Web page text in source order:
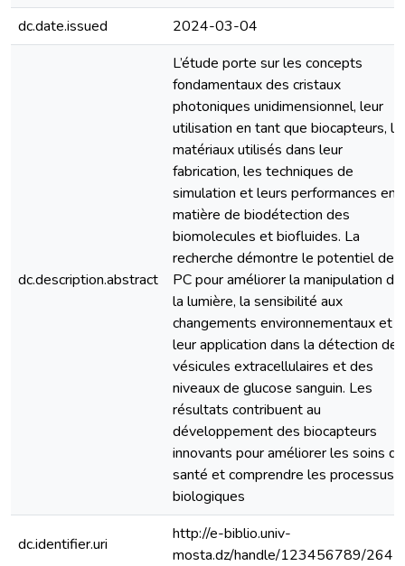
dc.date.issued
2024-03-04
dc.description.abstract
L’étude porte sur les concepts
fondamentaux des cristaux
photoniques unidimensionnel, leur
utilisation en tant que biocapteurs,
matériaux utilisés dans leur
fabrication, les techniques de
simulation et leurs performances en
matière de biodétection des
biomolecules et biofluides. La
recherche démontre le potentiel des
PC pour améliorer la manipulation de
la lumière, la sensibilité aux
changements environnementaux et
leur application dans la détection des
vésicules extracellulaires et des
niveaux de glucose sanguin. Les
résultats contribuent au
développement des biocapteurs
innovants pour améliorer les soins de
santé et comprendre les processus
biologiques
dc.identifier.uri
http://e-biblio.univ-
mosta.dz/handle/123456789/